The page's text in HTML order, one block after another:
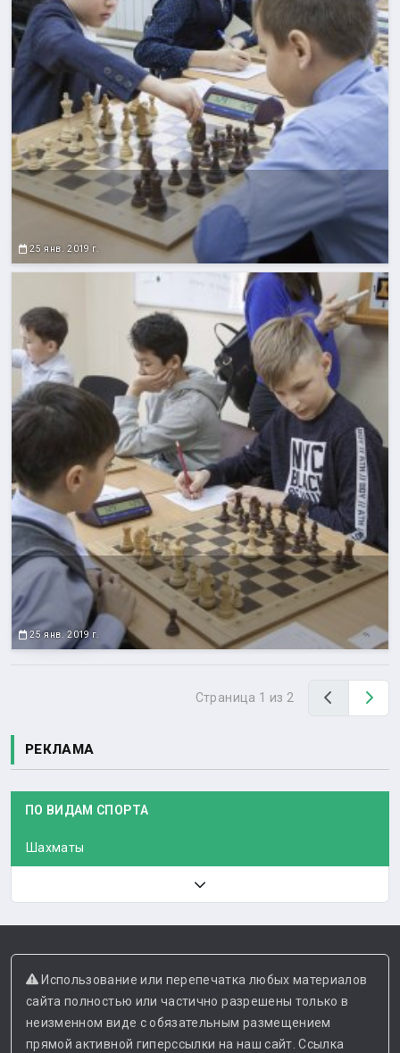
25 янв. 2019 г.
25 янв. 2019 г.
Страница 1 из 2 Назад
РЕКЛАМА
ПО ВИДАМ СПОРТА
Шахматы
Использование или перепечатка любых материалов
сайта полностью или частично разрешены только в
неизменном виде с обязательным размещением
прямой активной гиперссылки на наш сайт. Ссылка